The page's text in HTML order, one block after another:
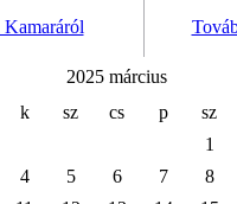
Kamaráról
2025 március
k sz cs p
sz
1
4 5 6 7
8